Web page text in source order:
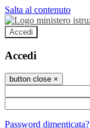
Salta al contenuto
Accedi
Accedi
button close ×
Password dimenticata?